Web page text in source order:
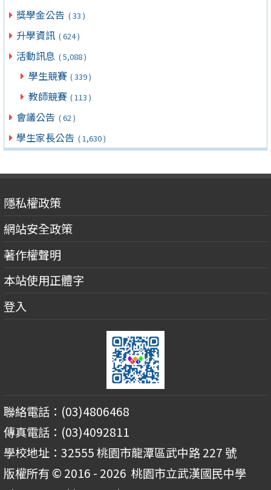
獎學金公告 ( 33 )
升學資訊 ( 624 )
活動訊息 ( 5,088 )
學生競賽 ( 339 )
教師競賽 ( 113 )
會議公告 ( 62 )
學生家長公告 ( 1,630 )
隱私權政策
網站安全政策
著作權聲明
本站使用正體字
登入
聯絡電話：(03)4806468
傳真電話：(03)4092811
學校地址：32555 桃園市龍潭區武中路 227 號
版權所有 © 2016 - 2026 桃園市立武漢國民中學